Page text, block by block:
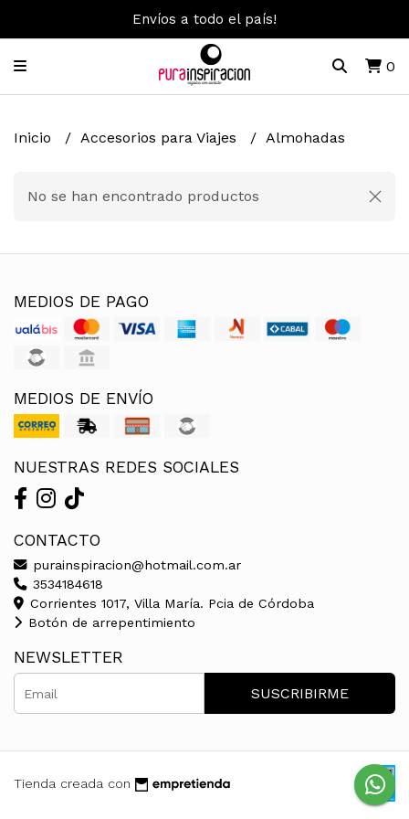
Envíos a todo el país!
0
Inicio Accesorios para Viajes Almohadas
No se han encontrado productos
MEDIOS DE PAGO
MEDIOS DE ENVÍO
NUESTRAS REDES SOCIALES
CONTACTO
purainspiracion@hotmail.com.ar
3534184618
Corrientes 1017, Villa María. Pcia de Córdoba
Botón de arrepentimiento
NEWSLETTER
SUSCRIBIRME
Tienda creada con